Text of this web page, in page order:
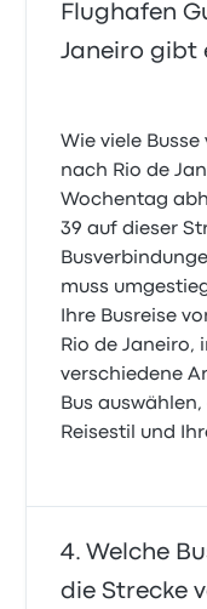
Flughafen
Janeiro gibt
Wie viele
nach Rio de
Wochentag
39 auf dieser
muss
Ihre Busreise
Rio de Janeiro,
verschiedene
Bus
Reisestil und
Welche
die Strecke